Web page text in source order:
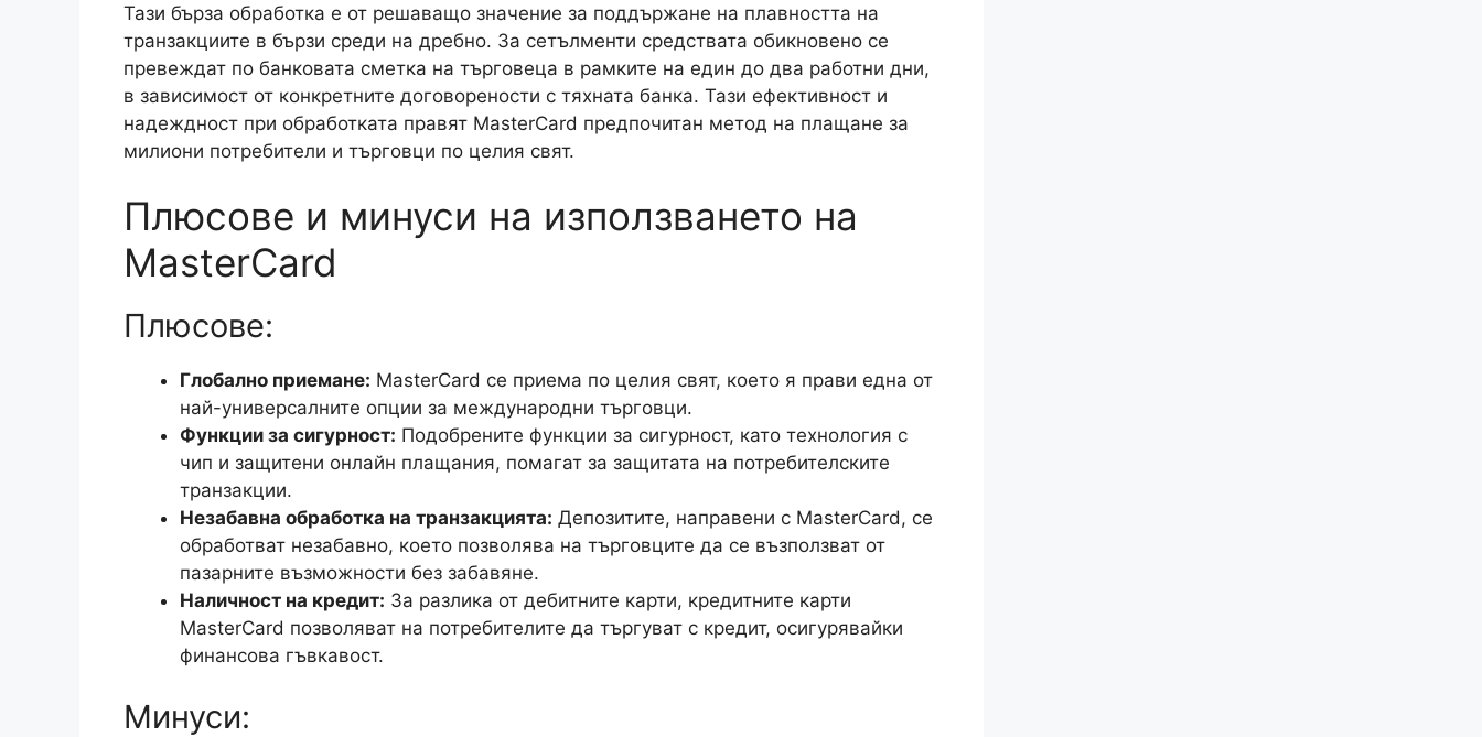
Тази бърза обработка е от решаващо значение за поддържане на плавността на
транзакциите в бързи среди на дребно. За сетълменти средствата обикновено се
превеждат по банковата сметка на търговеца в рамките на един до два работни дни,
в зависимост от конкретните договорености с тяхната банка. Тази ефективност и
надеждност при обработката правят MasterCard предпочитан метод на плащане за
милиони потребители и търговци по целия свят.
Плюсове и минуси на използването на
MasterCard
Плюсове:
Глобално приемане: MasterCard се приема по целия свят, което я прави една от
най-универсалните опции за международни търговци.
Функции за сигурност: Подобрените функции за сигурност, като технология с
чип и защитени онлайн плащания, помагат за защитата на потребителските
транзакции.
Незабавна обработка на транзакцията: Депозитите, направени с MasterCard, се
обработват незабавно, което позволява на търговците да се възползват от
пазарните възможности без забавяне.
Наличност на кредит: За разлика от дебитните карти, кредитните карти
MasterCard позволяват на потребителите да търгуват с кредит, осигурявайки
финансова гъвкавост.
Минуси: